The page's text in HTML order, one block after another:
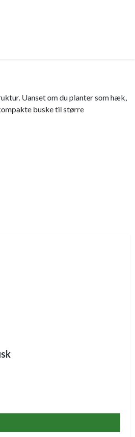
Uanset om du planter som hæk,
buske til større